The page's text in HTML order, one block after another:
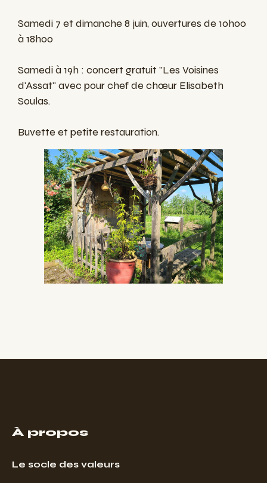
Samedi 7 et dimanche 8 juin, ouvertures de 10h00
à 18h00
Samedi à 19h : concert gratuit "Les Voisines
d'Assat" avec pour chef de chœur Elisabeth
Soulas.
Buvette et petite restauration.
À propos
Le socle des valeurs